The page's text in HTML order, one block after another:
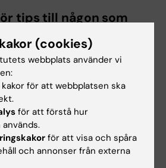
tips till någon som
söka till samma
så skulle jag rekommendera
om yrket och
Man kan alltid testa att
på någon tandvårdsklinik för
om yrket.
(cookies)
webbplats använder vi
kakor för att webbplatsen ska
för att förstå hur
för att visa och spåra
och annonser från externa